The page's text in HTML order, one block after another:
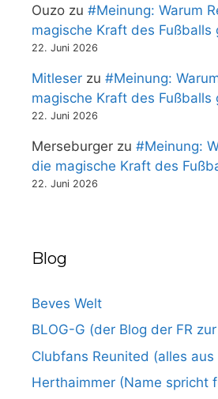
Ouzo zu #Meinung: Warum
magische Kraft des Fußballs
22. Juni 2026
Mitleser zu #Meinung:
magische Kraft des Fußballs
22. Juni 2026
Merseburger zu #Meinung:
die magische Kraft des
22. Juni 2026
Blog
Beves Welt
BLOG-G (der Blog der FR zur
Clubfans Reunited (alles
Herthaimmer (Name spricht